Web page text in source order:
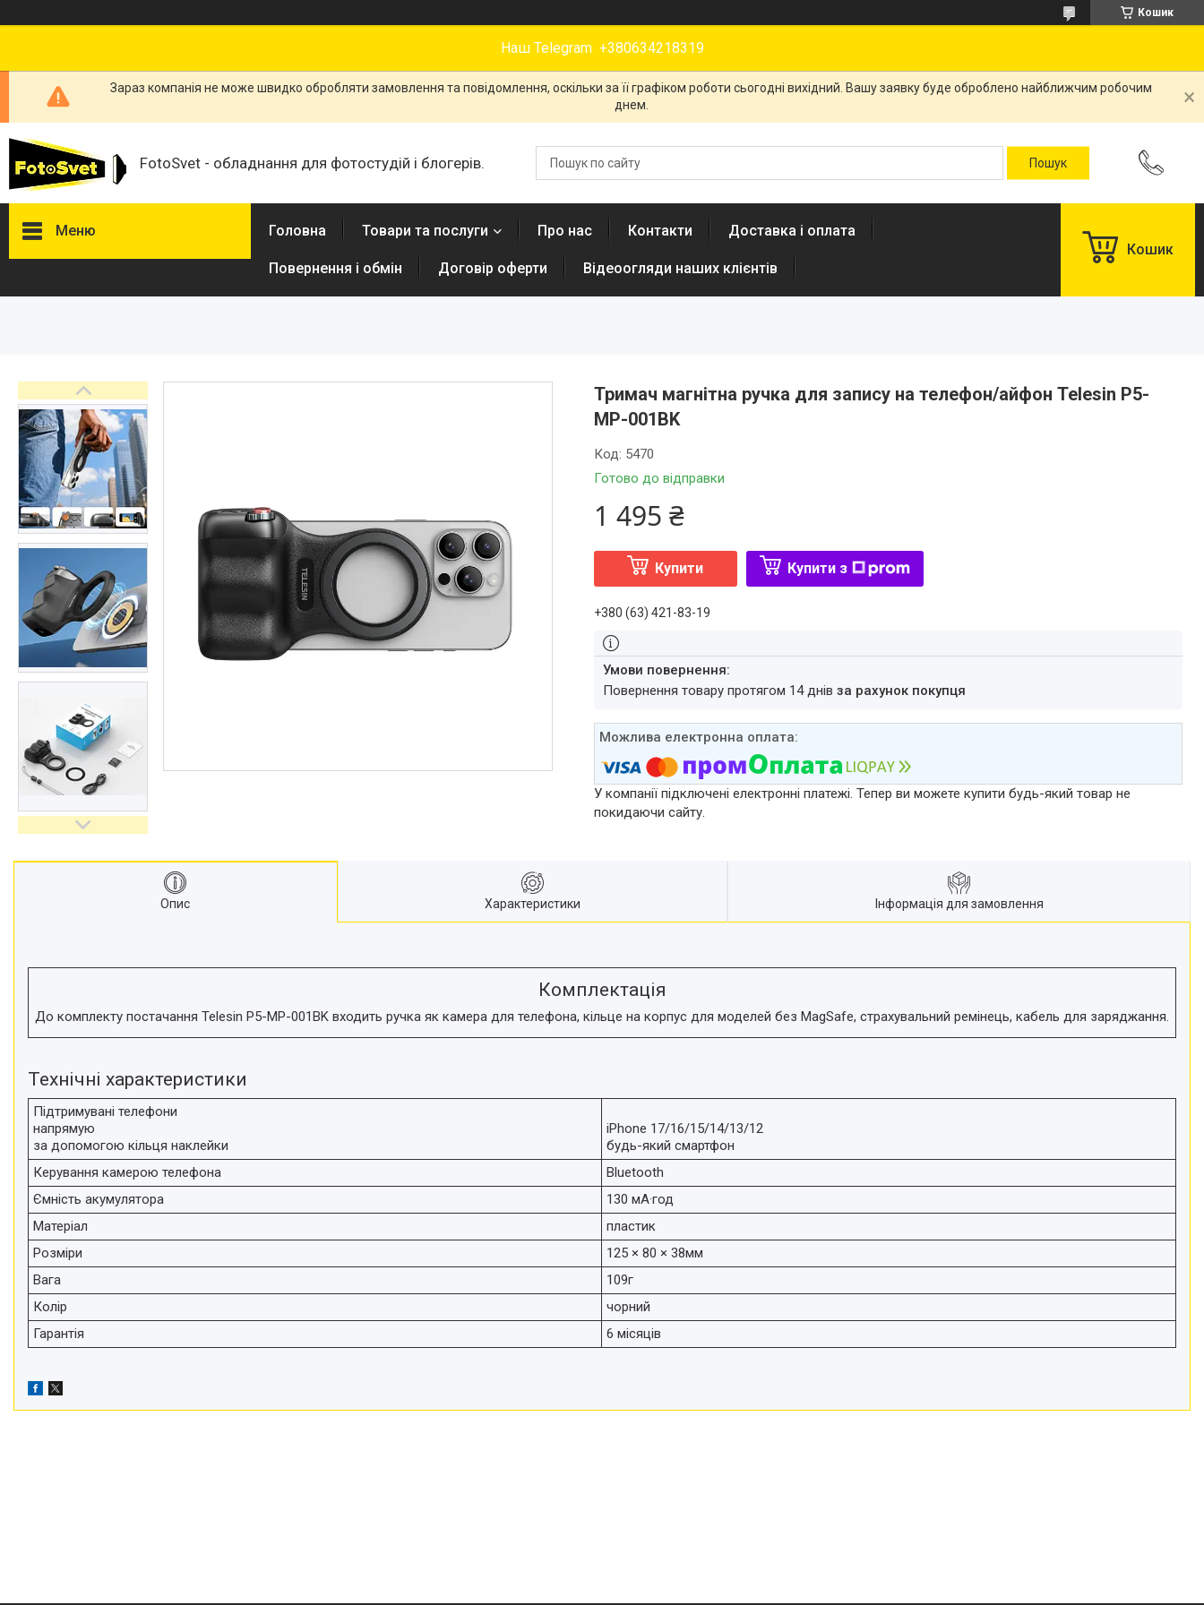
Кошик
Наш Telegram +380634218319
Зараз компанія не може швидко обробляти замовлення та повідомлення, оскільки за її графіком роботи сьогодні вихідний. Вашу заявку буде оброблено найближчим робочим
днем.
FotoSvet - обладнання для фотостудій і блогерів.
Меню
Студійні парасольки
Студійне світло
Лампи для постійного та
імпульсного світла
Набори постійного світла для
фото і відео
Набори імпульсного світла
Фото відбивачі, тримачі для
відбивачів
Поворотні столики
Все для предметної зйомки
Лайтбокси, фотобокси
Кільцеві лампи, товари для
Світлодіодні LED-панель,
відеосвітло
Підсвічування, накамерне
світло
Штативи для фотоапаратів і
відеокамер
Стедіками, стабілізатори
Моноподи
Лінзи-об'єктиви для
Перехідники для фототехніки і
Міні вітрові машини
Генератори диму
Аксесуари для фото-
відеозйомки
Кріплення
Аксесуари для мобільних
телефонів і смартфонів
Товари для дому
Відеоогляди наших клієнтів
Знижки
Сертифікати
Головна Товари та послуги Про нас Контакти Доставка і оплата
Повернення і обмін Договір оферти Відеоогляди наших клієнтів
Кошик
Тримач магнітна ручка для запису на телефон/айфон Telesin P5-
MP-001BK
Готово до відправки
Код: 5470
1 495 ₴
Купити Купити з
+380 (63) 421-83-19
повернення товару протягом 14 днів за рахунок покупця
У компанії підключені електронні платежі. Тепер ви можете купити будь-який товар не
покидаючи сайту.
Опис Характеристики Інформація для замовлення
Комплектація
До комплекту постачання Telesin P5-MP-001BK входить ручка як камера для телефона, кільце на корпус для моделей без MagSafe, страхувальний ремінець, кабель для заряджання.
Технічні характеристики
Підтримувані телефони
напрямую
за допомогою кільця наклейки
iPhone 17/16/15/14/13/12
будь-який смартфон
Керування камерою телефона
Bluetooth
Ємність акумулятора
130 мА·год
Матеріал
пластик
Розміри
125 × 80 × 38мм
Вага
109г
Колір
чорний
Гарантія
6 місяців